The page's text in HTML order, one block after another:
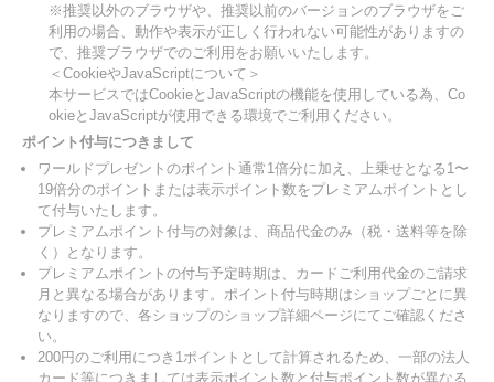
※推奨以外のブラウザや、推奨以前のバージョンのブラウザをご
利用の場合、動作や表示が正しく行われない可能性がありますの
で、推奨ブラウザでのご利用をお願いいたします。
＜CookieやJavaScriptについて＞
本サービスではCookieとJavaScriptの機能を使用している為、Co
okieとJavaScriptが使用できる環境でご利用ください。
ポイント付与につきまして
ワールドプレゼントのポイント通常1倍分に加え、上乗せとなる1〜
19倍分のポイントまたは表示ポイント数をプレミアムポイントとし
て付与いたします。
プレミアムポイント付与の対象は、商品代金のみ（税・送料等を除
く）となります。
プレミアムポイントの付与予定時期は、カードご利用代金のご請求
月と異なる場合があります。ポイント付与時期はショップごとに異
なりますので、各ショップのショップ詳細ページにてご確認くださ
い。
200円のご利用につき1ポイントとして計算されるため、一部の法人
カード等につきましては表示ポイント数と付与ポイント数が異なる